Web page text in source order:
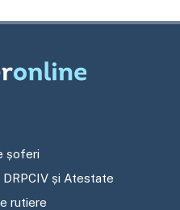
șoferi
și Atestate
rutiere